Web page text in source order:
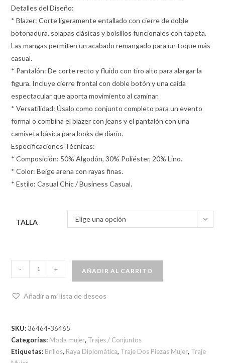
Detalles del Diseño:
* Blazer: Corte ligeramente entallado con cierre de doble
botonadura, solapas clásicas y bolsillos funcionales con tapeta.
Las mangas permiten un acabado remangado para un toque más
casual.
* Pantalón: De corte recto y fluido con tiro alto para alargar la
figura. Incluye cierre frontal con doble botón y una caída
espectacular que aporta movimiento al caminar.
* Versatilidad: Úsalo como conjunto completo para un evento
formal o combina el blazer con jeans y el pantalón con una
camiseta básica para looks de diario.
Especificaciones Técnicas:
* Composición: 50% Algodón, 30% Poliéster, 20% Lino.
* Color: Beige arena con rayas finas.
* Estilo: Casual Chic / Business Casual.
TALLA Elige una opción
- + AÑADIR AL CARRITO
Añadir a mi lista de deseos
SKU: 36464-36465
Categorías: Moda mujer, Trajes / Conjuntos
Etiquetas: Brillos, Raya Diplomática, Traje Dos Piezas Mujer, Traje